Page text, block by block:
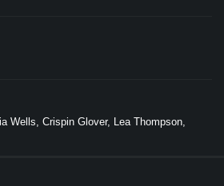
Wells, Crispin Glover, Lea Thompson,